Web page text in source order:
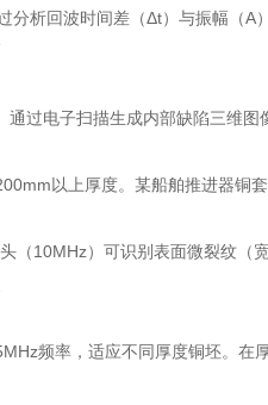
析回波时间差（Δt）与振幅（
电子扫描生成内部缺陷三维图
以上厚度。某船舶推进器铜
10MHz）可识别表面微裂纹（
频率，适应不同厚度铜坯。在